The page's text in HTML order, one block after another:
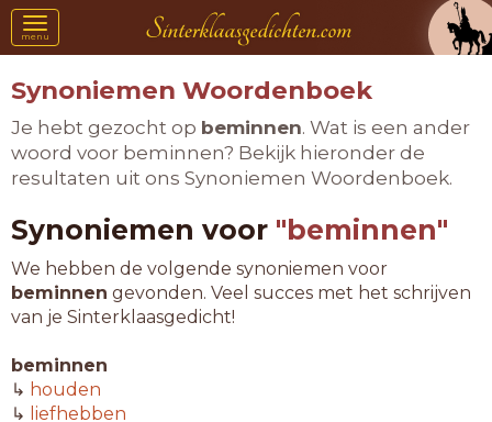
Toggle
navigation
menu
Synoniemen Woordenboek
Je hebt gezocht op beminnen. Wat is een ander
woord voor beminnen? Bekijk hieronder de
resultaten uit ons Synoniemen Woordenboek.
Synoniemen voor "beminnen"
We hebben de volgende synoniemen voor
beminnen gevonden. Veel succes met het schrijven
van je Sinterklaasgedicht!
beminnen
↳ houden
↳ liefhebben